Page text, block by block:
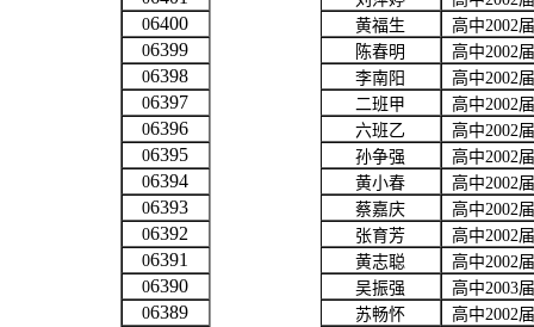
06400 黄福生 高中2002届
06399 陈春明 高中2002届
06398 李南阳 高中2002届
06397 二班甲 高中2002届
06396 六班乙 高中2002届
06395 孙争强 高中2002届
06394 黄小春 高中2002届
06393 蔡嘉庆 高中2002届
06392 张育芳 高中2002届
06391 黄志聪 高中2002届
06390 吴振强 高中2003届
06389 苏畅怀 高中2002届